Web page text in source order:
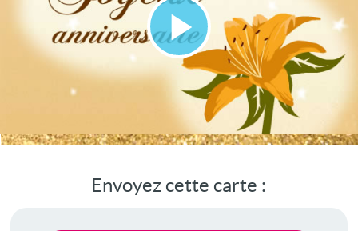
Lire
la
vidéo
Envoyez cette carte :